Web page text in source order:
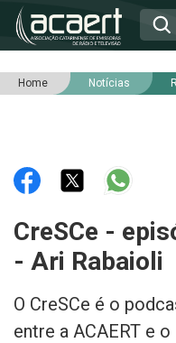
HOME
RNA
NOTÍCIAS
INTEGRIDADE
Home Notícias
CreSCe -
- Ari Rabaioli
O CreSCe é o
entre a ACAERT e